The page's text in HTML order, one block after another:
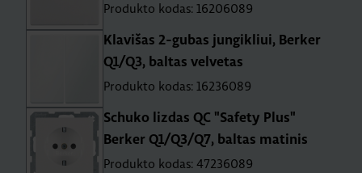
Produkto kodas: 16206089
Klavišas 2-gubas jungikliui, Berker
Q1/Q3, baltas velvetas
Produkto kodas: 16236089
Schuko lizdas QC "Safety Plus"
Berker Q1/Q3/Q7, baltas matinis
Produkto kodas: 47236089